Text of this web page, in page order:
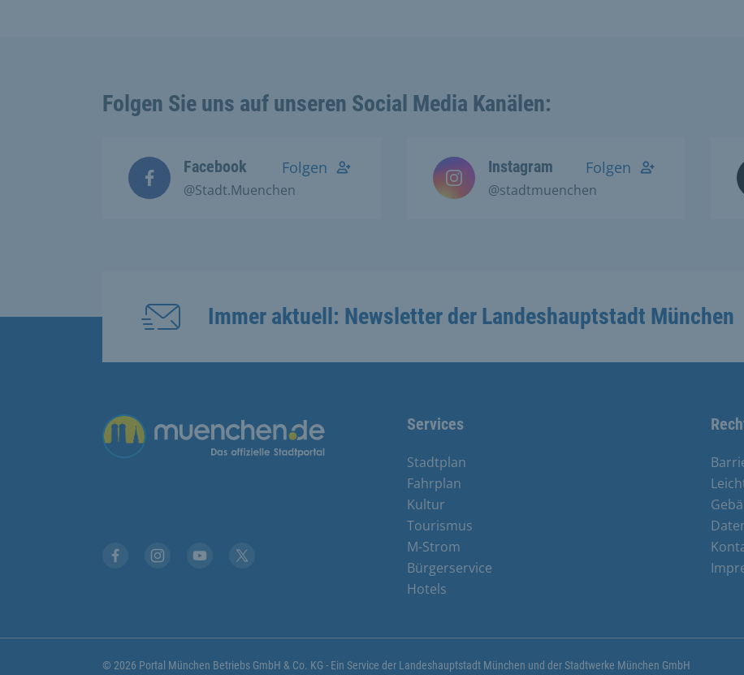
Folgen Sie uns auf unseren Social Media Kanälen:
Facebook
@Stadt.Muenchen
Folgen Instagram
@stadtmuenchen
Folgen
Immer aktuell: Newsletter der Landeshauptstadt München
Übergreifende Links Services
Stadtplan
Fahrplan
Kultur
Tourismus
M-Strom
Bürgerservice
Hotels
© 2026 Portal München Betriebs GmbH & Co. KG - Ein Service der Landeshauptstadt München und der Stadtwerke München GmbH